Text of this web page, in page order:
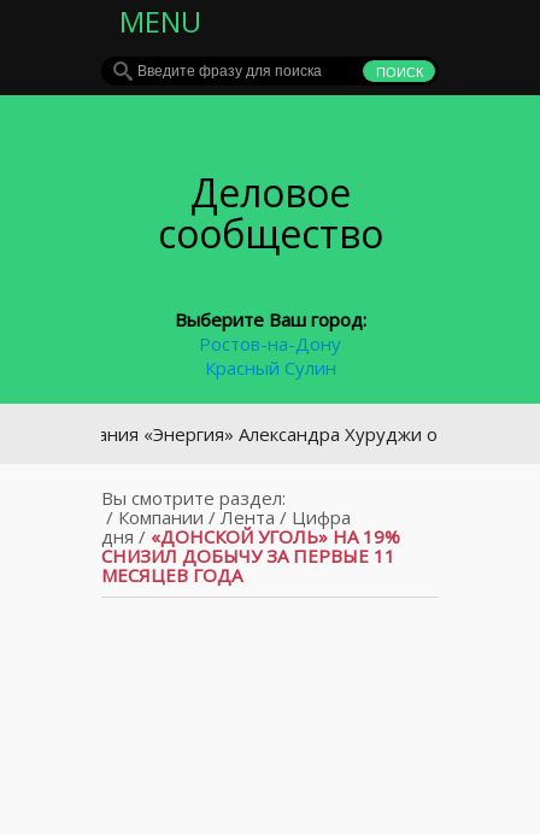
MENU
Деловое
сообщество
Выберите Ваш город:
Ростов-на-Дону
Красный Сулин
«Энергия» Александра Хуруджи отсудила у МРСК
Вы смотрите раздел:
/ Компании /Лента / Цифра
дня / «ДОНСКОЙ УГОЛЬ» НА 19%
СНИЗИЛ ДОБЫЧУ ЗА ПЕРВЫЕ 11
МЕСЯЦЕВ ГОДА